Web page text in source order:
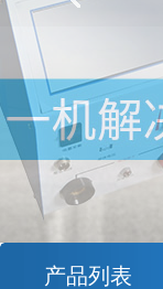
产品列表